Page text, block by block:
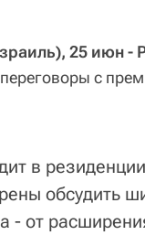
25 июн -
с
в
обсудить
- от